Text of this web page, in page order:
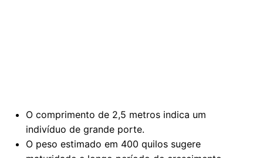
O comprimento de 2,5 metros indica um
indivíduo de grande porte.
O peso estimado em 400 quilos sugere